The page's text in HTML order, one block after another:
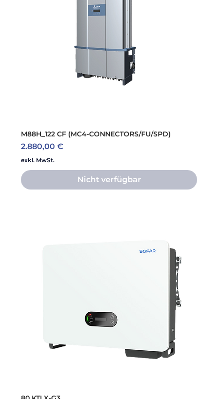
M88H_122 CF (MC4-CONNECTORS/FU/SPD)
Preis
2.880,00 €
exkl. MwSt.
Nicht verfügbar